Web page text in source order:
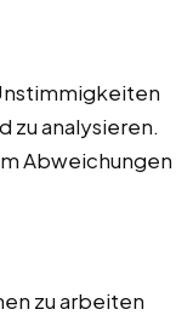
zu analysieren.
Abweichungen
zu arbeiten